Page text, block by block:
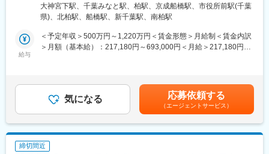
制度を活用しながら、自らのキャリアビジョンを実現することが
できます。また、将来的には他部門への異動や昇進の機会も豊富
■企業の特徴／魅力
国内最大級の損害保険会社として、約3割の市場シェアを誇りま
を最大限発揮できる環境が整っています。
変更の範囲：会社の定める業務
目指せる環境が整っています。
■職務詳細
・代理店への営業サポートおよび関係構築
・お客さまのリスク分析および最適な保険商品の提案
■入社後の流れ
「キャリア採用社員向け入社式」では、会社紹介や企業文化、制
度・ルールに関する研修を実施。経営層からのメッセージや同期
を幅広く学べる導入研修、そしてOJTによる実践的な指導を行い
ます。OJT担当の先輩社員が丁寧にサポートするため、未経験の
4 損保ジャパン千葉ビル受動喫煙対策：屋内全面禁煙＜勤務地詳
細3＞柏ちば興銀ビル住所：千葉県柏市柏1-2-37 柏ちば興銀ビル
（リモートワーク含む）
大神宮下駅、千葉みなと駅、柏駅、京成船橋駅、市役所前駅(千葉
県)、北柏駅、船橋駅、新千葉駅、南柏駅
給与
＜予定年収＞500万円～1,220万円＜賃金形態＞月給制＜賃金内訳
＞月額（基本給）：217,180円～693,000円＜月給＞217,180円～
の入社時の想定年収は500万（月給217,180円）～780万円（月給
335,000円）となります。賃金はあくまでも目安の金額であり、
選考を通じて上下する可能性があります。月給(月額)は固定手当を
含めた表記です。
気になる 応募依頼する
（エージェントサービス）
締切間近